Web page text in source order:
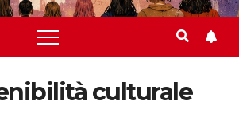
culturale